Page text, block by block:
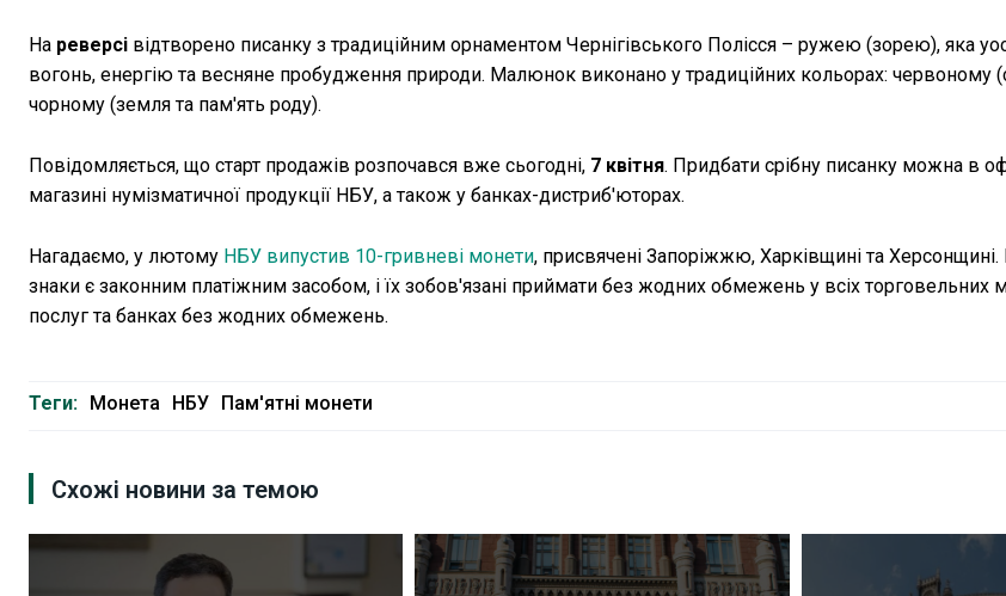
На реверсі відтворено писанку з традиційним орнаментом Чернігівського Полісся – ружею (зорею), яка
вогонь, енергію та весняне пробудження природи. Малюнок виконано у традиційних кольорах: червоному
чорному (земля та пам'ять роду).
Повідомляється, що старт продажів розпочався вже сьогодні, 7 квітня. Придбати срібну писанку можна в
магазині нумізматичної продукції НБУ, а також у банках-дистриб'юторах.
Нагадаємо, у лютому НБУ випустив 10-гривневі монети, присвячені Запоріжжю, Харківщині та Херсонщині.
знаки є законним платіжним засобом, і їх зобов'язані приймати без жодних обмежень у всіх торговельних
послуг та банках без жодних обмежень.
Теги: Монета НБУ Пам'ятні монети
Схожі новини за темою